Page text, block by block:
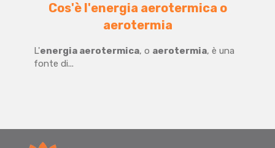
Cos'è l'energia aerotermica o
aerotermia
L'energia aerotermica, o aerotermia, è una
fonte di...